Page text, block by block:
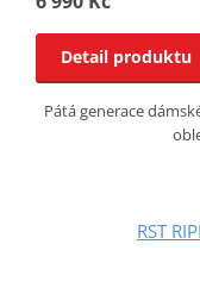
Detail produktu
Pátá generace
RST